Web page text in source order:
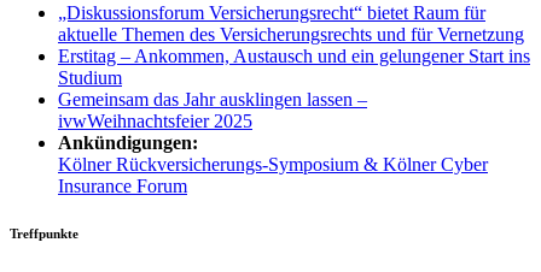
„Diskussionsforum Versicherungsrecht“ bietet Raum für
aktuelle Themen des Versicherungsrechts und für Vernetzung
Erstitag – Ankommen, Austausch und ein gelungener Start ins
Studium
Gemeinsam das Jahr ausklingen lassen –
ivwWeihnachtsfeier 2025
Ankündigungen:
Kölner Rückversicherungs-Symposium & Kölner Cyber
Insurance Forum
Treffpunkte